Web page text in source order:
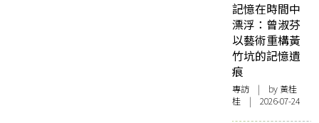
記憶在時間中
漂浮：曾淑芬
以藝術重構黃
竹坑的記憶遺
痕
專訪 | by 黃桂
桂 | 2026-07-24